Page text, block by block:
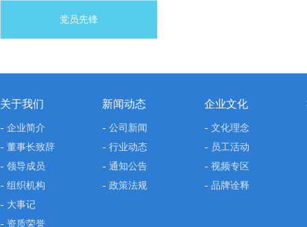
党员先锋
关于我们
企业简介
董事长致辞
领导成员
组织机构
大事记
资质荣誉
新闻动态
公司新闻
行业动态
通知公告
政策法规
企业文化
文化理念
员工活动
视频专区
品牌诠释